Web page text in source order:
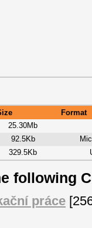
Format
25.30Mb
92.5Kb
329.5Kb
following
práce